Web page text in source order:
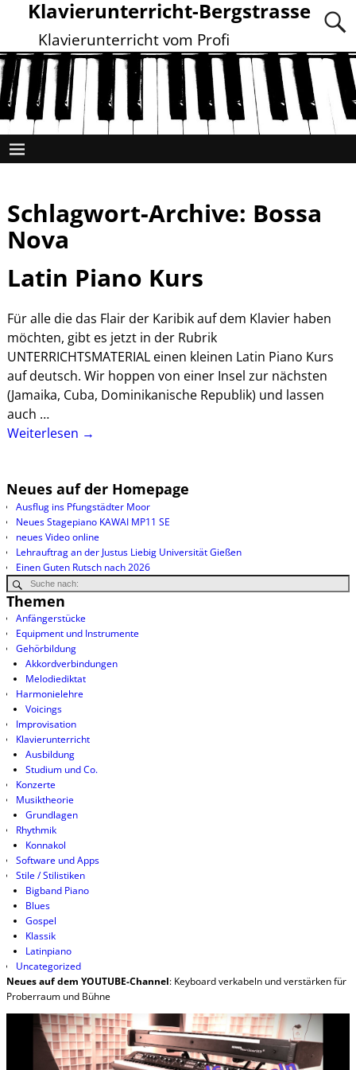
Klavierunterricht-Bergstrasse
Klavierunterricht vom Profi
Schlagwort-Archive: Bossa
Nova
Latin Piano Kurs
Für alle die das Flair der Karibik auf dem Klavier haben
möchten, gibt es jetzt in der Rubrik
UNTERRICHTSMATERIAL einen kleinen Latin Piano Kurs
auf deutsch. Wir hoppen von einer Insel zur nächsten
(Jamaika, Cuba, Dominikanische Republik) und lassen
auch …
Weiterlesen →
Neues auf der Homepage
Ausflug ins Pfungstädter Moor
Neues Stagepiano KAWAI MP11 SE
neues Video online
Lehrauftrag an der Justus Liebig Universität Gießen
Einen Guten Rutsch nach 2026
Themen
Anfängerstücke
Equipment und Instrumente
Gehörbildung
Akkordverbindungen
Melodiediktat
Harmonielehre
Voicings
Improvisation
Klavierunterricht
Ausbildung
Studium und Co.
Konzerte
Musiktheorie
Grundlagen
Rhythmik
Konnakol
Software und Apps
Stile / Stilistiken
Bigband Piano
Blues
Gospel
Klassik
Latinpiano
Uncategorized
Neues auf dem YOUTUBE-Channel: Keyboard verkabeln und verstärken für
Proberraum und Bühne